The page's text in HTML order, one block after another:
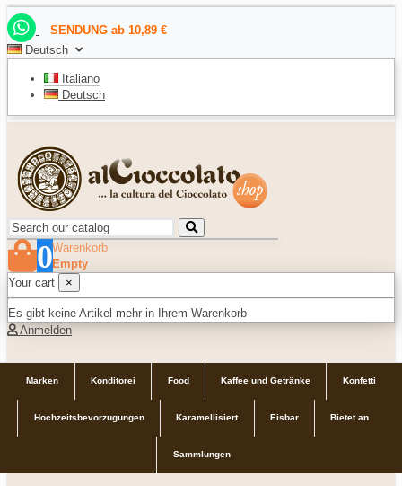
SENDUNG ab 10,89 €
Deutsch
Italiano
Deutsch
0Warenkorb
Empty
Your cart
×
Es gibt keine Artikel mehr in Ihrem Warenkorb
Anmelden
Marken Konditorei Food Kaffee und Getränke Konfetti
Hochzeitsbevorzugungen Karamellisiert Eisbar Bietet an
Sammlungen